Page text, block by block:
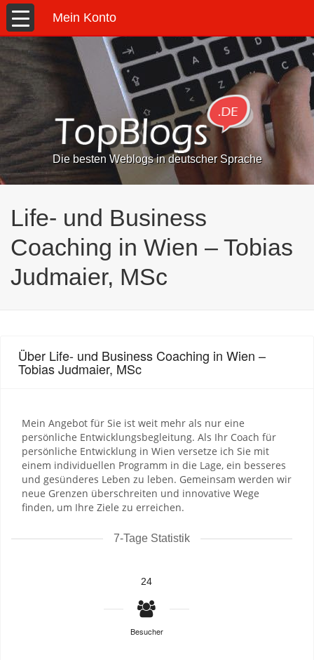
Mein Konto
Die besten Weblogs in deutscher Sprache
Life- und Business
Coaching in Wien – Tobias
Judmaier, MSc
Über Life- und Business Coaching in Wien –
Tobias Judmaier, MSc
Mein Angebot für Sie ist weit mehr als nur eine
persönliche Entwicklungsbegleitung. Als Ihr Coach für
persönliche Entwicklung in Wien versetze ich Sie mit
einem individuellen Programm in die Lage, ein besseres
und gesünderes Leben zu leben. Gemeinsam werden wir
neue Grenzen überschreiten und innovative Wege
finden, um Ihre Ziele zu erreichen.
7-Tage Statistik
24
Besucher